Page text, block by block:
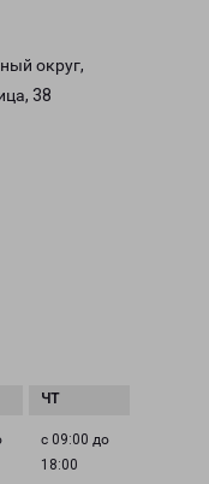
округ,
38
с 09:00 до
18:00